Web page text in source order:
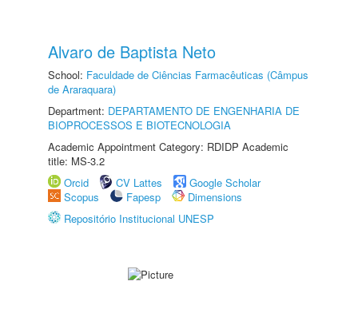
Alvaro de Baptista Neto
School: Faculdade de Ciências Farmacêuticas (Câmpus
de Araraquara)
Department: DEPARTAMENTO DE ENGENHARIA DE
BIOPROCESSOS E BIOTECNOLOGIA
Academic Appointment Category: RDIDP Academic
title: MS-3.2
Orcid
CV Lattes
Google Scholar
Scopus
Fapesp
Dimensions
Repositório Institucional UNESP